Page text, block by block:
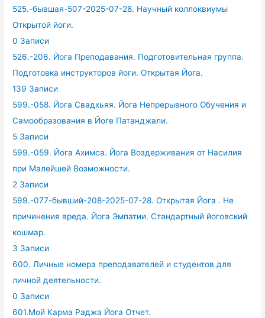
525.-бывшая-507-2025-07-28. Научный коллоквиумы
Открытой йоги.
0 Записи
526.-206. Йога Преподавания. Подготовительная группа.
Подготовка инструкторов йоги. Открытая Йога.
139 Записи
599.-058. Йога Свадхьяя. Йога Непрерывного Обучения и
Самообразования в Йоге Патанджали.
5 Записи
599.-059. Йога Ахимса. Йога Воздерживания от Насилия
при Малейшей Возможности.
2 Записи
599.-077-бывший-208-2025-07-28. Открытая Йога . Не
причинения вреда. Йога Эмпатии. Стандартный йоговский
кошмар.
3 Записи
600. Личные номера преподавателей и студентов для
личной деятельности.
0 Записи
601.Мой Карма Раджа Йога Отчет.